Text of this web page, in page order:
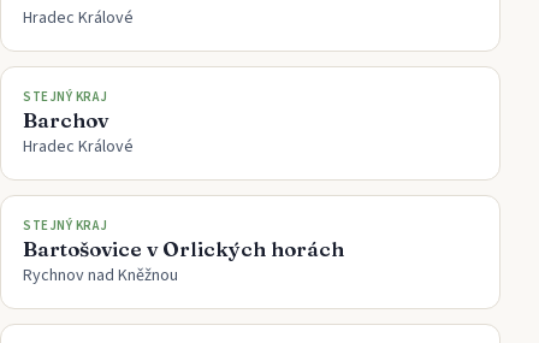
Hradec Králové
STEJNÝ KRAJ
Barchov
Hradec Králové
STEJNÝ KRAJ
Bartošovice v Orlických horách
Rychnov nad Kněžnou